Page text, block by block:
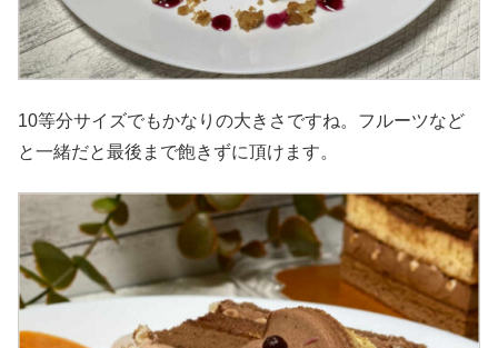
10等分サイズでもかなりの大きさですね。フルーツなど
と一緒だと最後まで飽きずに頂けます。